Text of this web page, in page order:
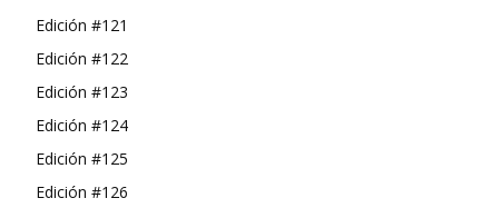
Edición #121
Edición #122
Edición #123
Edición #124
Edición #125
Edición #126